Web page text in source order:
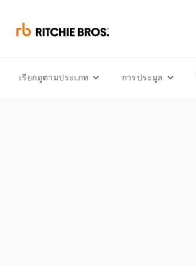
เรียกดูตามประเภท การประมูล